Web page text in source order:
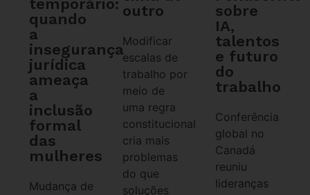
temporário:
quando
a
insegurança
jurídica
ameaça
a
inclusão
formal
das
mulheres
Mudança de
outro
Modificar
escalas de
trabalho por
meio de
uma regra
constitucional
cria mais
problemas
do que
soluções
sobre
IA,
talentos
e futuro
do
trabalho
Conferência
global no
Canadá
reuniu
lideranças